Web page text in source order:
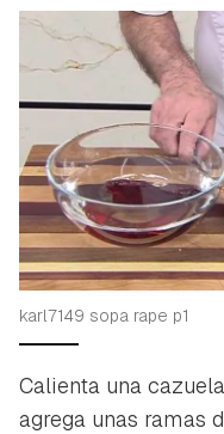
karl7149 sopa rape p1
Calienta una
agrega unas ramas